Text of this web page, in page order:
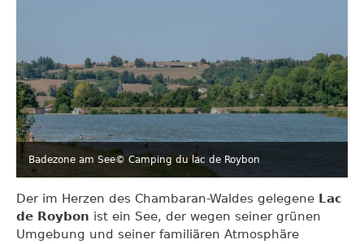
Badezone am See© Camping du lac de Roybon
Der im Herzen des Chambaran-Waldes gelegene Lac
de Roybon ist ein See, der wegen seiner grünen
Umgebung und seiner familiären Atmosphäre